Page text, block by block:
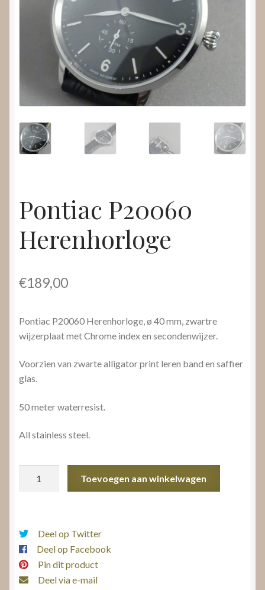
Submenu
uitvouwen
Pontiac P20060
Herenhorloge
€189,00
Pontiac P20060 Herenhorloge, ø 40 mm, zwartre
wijzerplaat met Chrome index en secondenwijzer.
Voorzien van zwarte alligator print leren band en saffier
glas.
50 meter waterresist.
All stainless steel.
Toevoegen aan winkelwagen
Deel op Twitter
Deel op Facebook
Pin dit product
Deel via e-mail